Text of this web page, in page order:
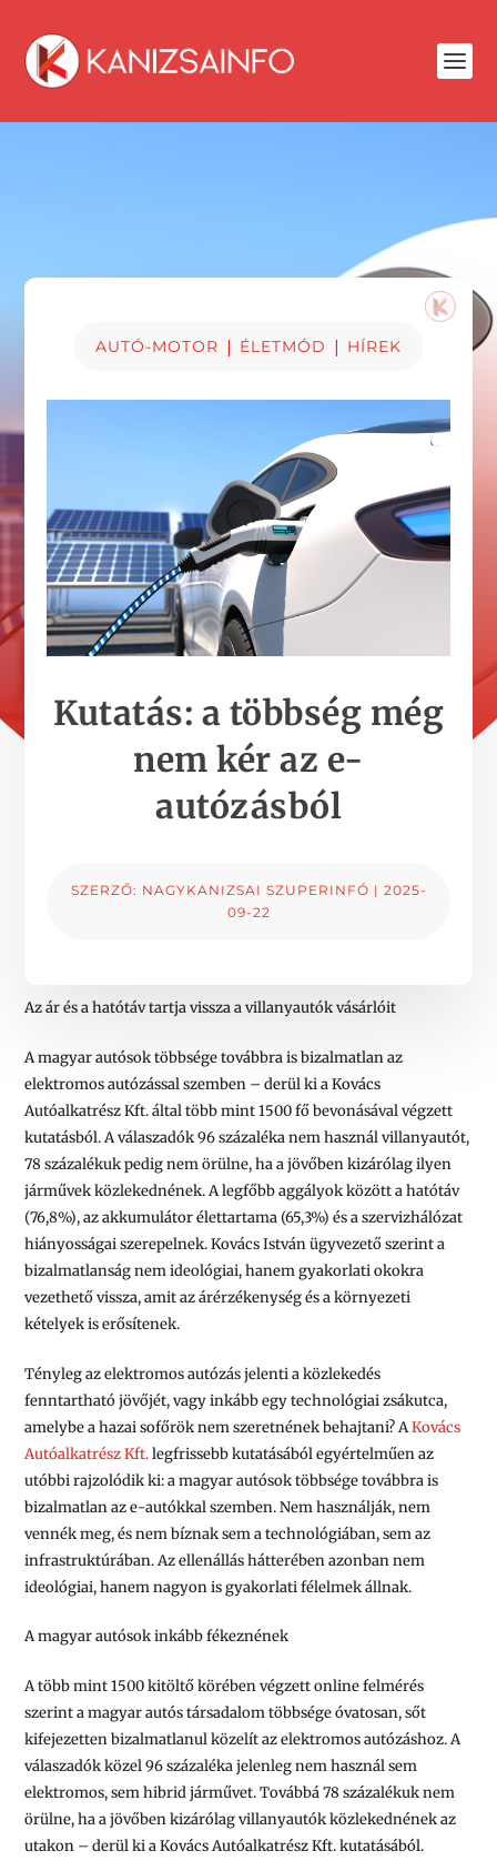
AUTÓ-MOTOR | ÉLETMÓD | HÍREK
Kutatás: a többség még
nem kér az e-
autózásból
SZERZŐ: NAGYKANIZSAI SZUPERINFÓ | 2025-
09-22
Az ár és a hatótáv tartja vissza a villanyautók vásárlóit
A magyar autósok többsége továbbra is bizalmatlan az
elektromos autózással szemben – derül ki a Kovács
Autóalkatrész Kft. által több mint 1500 fő bevonásával végzett
kutatásból. A válaszadók 96 százaléka nem használ villanyautót,
78 százalékuk pedig nem örülne, ha a jövőben kizárólag ilyen
járművek közlekednének. A legfőbb aggályok között a hatótáv
(76,8%), az akkumulátor élettartama (65,3%) és a szervizhálózat
hiányosságai szerepelnek. Kovács István ügyvezető szerint a
bizalmatlanság nem ideológiai, hanem gyakorlati okokra
vezethető vissza, amit az árérzékenység és a környezeti
kételyek is erősítenek.
Tényleg az elektromos autózás jelenti a közlekedés
fenntartható jövőjét, vagy inkább egy technológiai zsákutca,
amelybe a hazai sofőrök nem szeretnének behajtani? AKovács
Autóalkatrész Kft.legfrissebb kutatásából egyértelműen az
utóbbi rajzolódik ki: a magyar autósok többsége továbbra is
bizalmatlan az e-autókkal szemben. Nem használják, nem
vennék meg, és nem bíznak sem a technológiában, sem az
infrastruktúrában. Az ellenállás hátterében azonban nem
ideológiai, hanem nagyon is gyakorlati félelmek állnak.
A magyar autósok inkább fékeznének
A több mint 1500 kitöltő körében végzett online felmérés
szerint a magyar autós társadalom többsége óvatosan, sőt
kifejezetten bizalmatlanul közelít az elektromos autózáshoz. A
válaszadók közel 96 százaléka jelenleg nem használ sem
elektromos, sem hibrid járművet. Továbbá 78 százalékuk nem
örülne, ha a jövőben kizárólag villanyautók közlekednének az
utakon – derül ki a Kovács Autóalkatrész Kft. kutatásából.